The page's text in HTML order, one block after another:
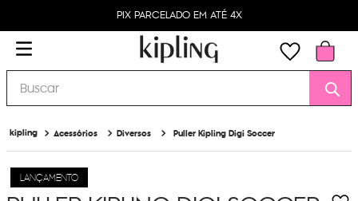
PIX PARCELADO EM ATÉ 4X
Buscar
Acessórios Diversos Puller Kipling Digi Soccer
LANÇAMENTO